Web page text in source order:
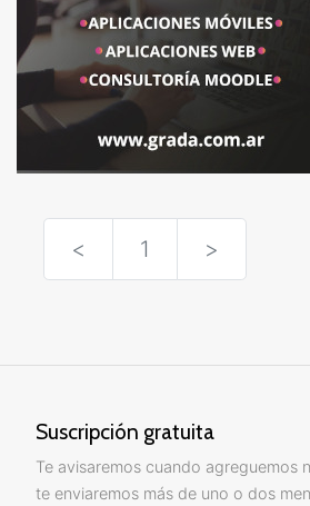
< 1 >
Suscripción gratuita
Te avisaremos cuando agreguemos
te enviaremos más de uno o dos